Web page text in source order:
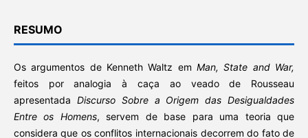
RESUMO
Os argumentos de Kenneth Waltz emMan, State and War,
feitos por analogia à caça ao veado de Rousseau
apresentada Discurso Sobre a Origem das Desigualdades
Entre os Homens, servem de base para uma teoria que
considera que os conflitos internacionais decorrem do fato de